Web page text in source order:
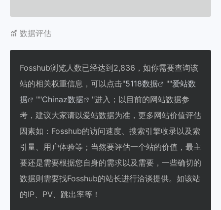
数据评估
Fosshub浏览人数已经达到2,836，如你需要查询该
站的相关权重信息，可以点击"5118数据 ""爱站数
据
""Chinaz数据
"进入；以目前的网站数据参
考，建议大家请以爱站数据为准，更多网站价值评估
因素如：Fosshub的访问速度、搜索引擎收录以及索
引量、用户体验等；当然要评估一个站的价值，最主
要还是需要根据您自身的需求以及需要，一些确切的
数据则需要找Fosshub的站长进行洽谈提供。如该站
的IP、PV、跳出率等！